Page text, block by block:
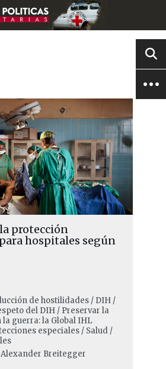
protección
hospitales según
de hostilidades / DIH /
del DIH / Preservar la
guerra: la Global IHL
especiales / Salud /
Alexander Breitegger